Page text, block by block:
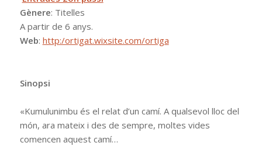
Gènere: Titelles
A partir de 6 anys.
Web: http:/ortigat.wixsite.com/ortiga
Sinopsi
«Kumulunimbu és el relat d’un camí. A qualsevol lloc del
món, ara mateix i des de sempre, moltes vides
comencen aquest camí…